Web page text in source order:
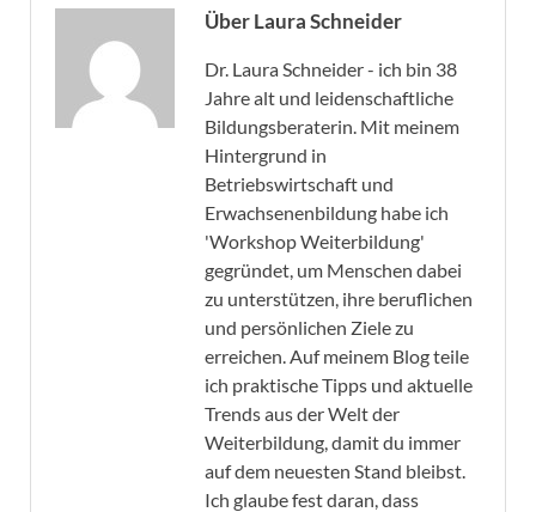
Über Laura Schneider
Dr. Laura Schneider - ich bin 38
Jahre alt und leidenschaftliche
Bildungsberaterin. Mit meinem
Hintergrund in
Betriebswirtschaft und
Erwachsenenbildung habe ich
'Workshop Weiterbildung'
gegründet, um Menschen dabei
zu unterstützen, ihre beruflichen
und persönlichen Ziele zu
erreichen. Auf meinem Blog teile
ich praktische Tipps und aktuelle
Trends aus der Welt der
Weiterbildung, damit du immer
auf dem neuesten Stand bleibst.
Ich glaube fest daran, dass